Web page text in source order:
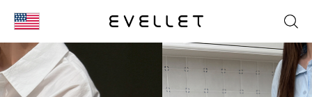
KOR
ENG
台湾